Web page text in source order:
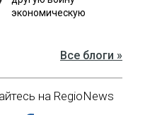
экономическую
Все блоги »
на RegioNews